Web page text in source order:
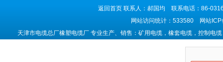
返回首页联系人：郝国均 联系电话：86-
网站访问统计：533580 网站ICP
天津市电缆总厂橡塑电缆厂 专业生产、销售：矿用电缆，橡套电缆，控制电